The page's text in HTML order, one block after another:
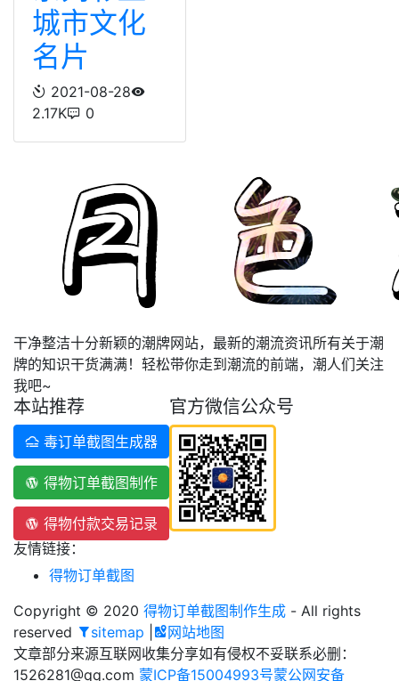
城市文化
名片
2021-08-28
2.17K
0
干净整洁十分新颖的潮牌网站，最新的潮流资讯所有关于潮
牌的知识干货满满！轻松带你走到潮流的前端，潮人们关注
我吧~
本站推荐
毒订单截图生成器
得物订单截图制作
得物付款交易记录
官方微信公众号
友情链接：
得物订单截图
Copyright © 2020 得物订单截图制作生成 - All rights
reserved
sitemap
网站地图
文章部分来源互联网收集分享如有侵权不妥联系必删：
1526281@qq.com 蒙ICP备15004993号蒙公网安备